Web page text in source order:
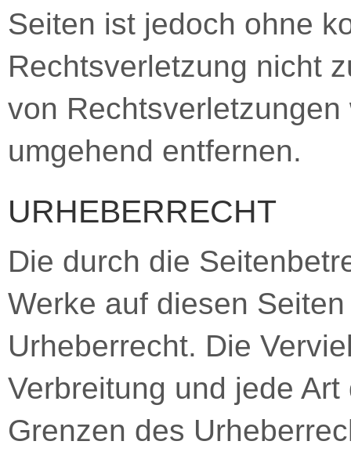
Seiten ist jedoch ohne
Rechtsverletzung nicht
von
umgehend entfernen.
URHEBERRECHT
Die durch die
Werke auf diesen
Urheberrecht. Die
Verbreitung und jede
Grenzen des